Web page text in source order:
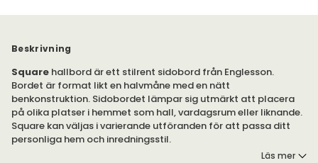
Beskrivning
Square hallbord är ett stilrent sidobord från Englesson.
Bordet är format likt en halvmåne med en nätt
benkonstruktion. Sidobordet lämpar sig utmärkt att placera
på olika platser i hemmet som hall, vardagsrum eller liknande.
Square kan väljas i varierande utföranden för att passa ditt
personliga hem och inredningsstil.
Läs mer